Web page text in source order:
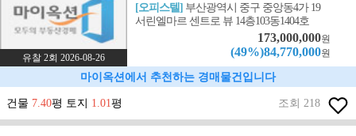
유찰 2회 2026-08-26
[오피스텔] 부산광역시 중구 중앙동4가 19
서린엘마르 센트로 뷰 14층103동1404호
173,000,000원
(49%)84,770,000원
마이옥션에서 추천하는 경매물건입니다
건물 7.40평 토지 1.01평 조회 218